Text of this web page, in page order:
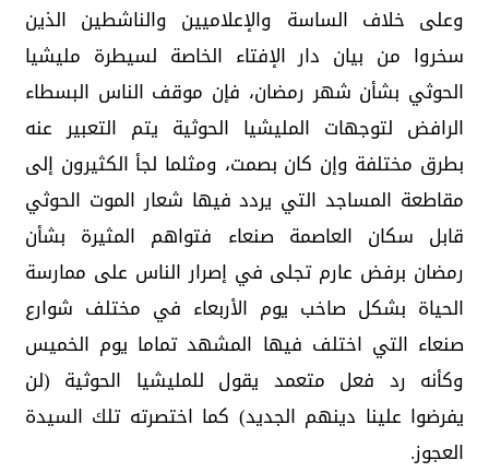
وعلى خلاف الساسة والإعلاميين والناشطين الذين
سخروا من بيان دار الإفتاء الخاصة لسيطرة مليشيا
الحوثي بشأن شهر رمضان، فإن موقف الناس البسطاء
الرافض لتوجهات المليشيا الحوثية يتم التعبير عنه
بطرق مختلفة وإن كان بصمت، ومثلما لجأ الكثيرون إلى
مقاطعة المساجد التي يردد فيها شعار الموت الحوثي
قابل سكان العاصمة صنعاء فتواهم المثيرة بشأن
رمضان برفض عارم تجلى في إصرار الناس على ممارسة
الحياة بشكل صاخب يوم الأربعاء في مختلف شوارع
صنعاء التي اختلف فيها المشهد تماما يوم الخميس
وكأنه رد فعل متعمد يقول للمليشيا الحوثية (لن
يفرضوا علينا دينهم الجديد) كما اختصرته تلك السيدة
العجوز.